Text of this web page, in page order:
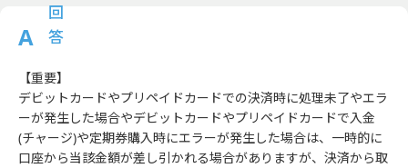
【重要】
デビットカードやプリペイドカードでの決済時に処理未了やエラ
ーが発生した場合やデビットカードやプリペイドカードで入金
(チャージ)や定期券購入時にエラーが発生した場合は、一時的に
口座から当該金額が差し引かれる場合がありますが、決済から取